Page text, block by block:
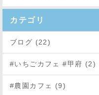
カテゴリ
ブログ (22)
#いちごカフェ #甲府 (2)
#農園カフェ (9)